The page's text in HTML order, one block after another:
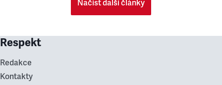
Načíst další články
Respekt
Redakce
Kontakty